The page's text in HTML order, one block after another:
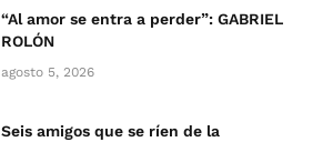
“Al amor se entra a perder”: GABRIEL
ROLÓN
agosto 5, 2026
Seis amigos que se ríen de la